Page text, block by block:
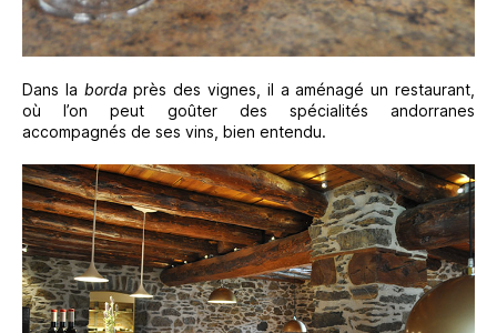
Dans la borda près des vignes, il a aménagé un restaurant,
où l’on peut goûter des spécialités andorranes
accompagnés de ses vins, bien entendu.